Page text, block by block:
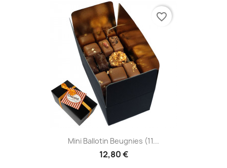
Mini Ballotin Beugnies (11...
12,80 €
favorite_border